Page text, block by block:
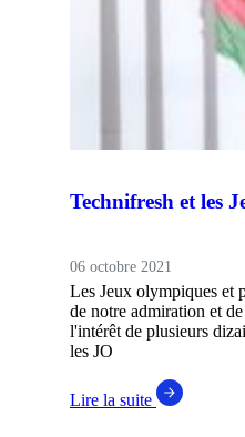
Technifresh et les
06 octobre 2021
Les Jeux olympiques et
de notre admiration et
l'intérêt de plusieurs
les JO
Lire la suite